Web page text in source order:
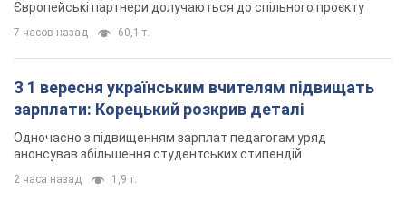
Європейські партнери долучаються до спільного проєкту
7 часов назад 60,1 т.
З 1 вересня українським вчителям підвищать
зарплати: Корецький розкрив деталі
Одночасно з підвищенням зарплат педагогам уряд
анонсував збільшення студентських стипендій
2 часа назад 1,9 т.